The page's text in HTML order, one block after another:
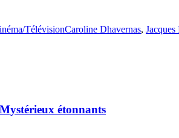
TélévisionÉtiquettes
Caroline Dhavernas,
étonnants